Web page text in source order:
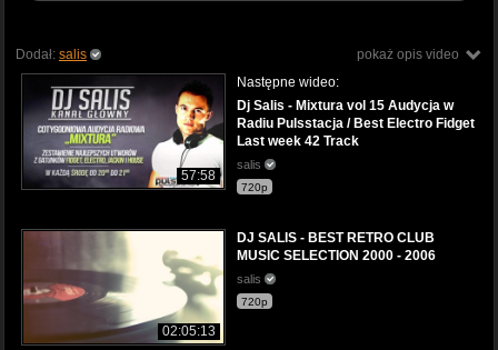
pokaż opis video
Dodał: salis
57:58
Następne wideo:
Dj Salis - Mixtura vol 15 Audycja w
Radiu Pulsstacja / Best Electro Fidget
Last week 42 Track
salis
720p
02:05:13
DJ SALIS - BEST RETRO CLUB
MUSIC SELECTION 2000 - 2006
salis
720p